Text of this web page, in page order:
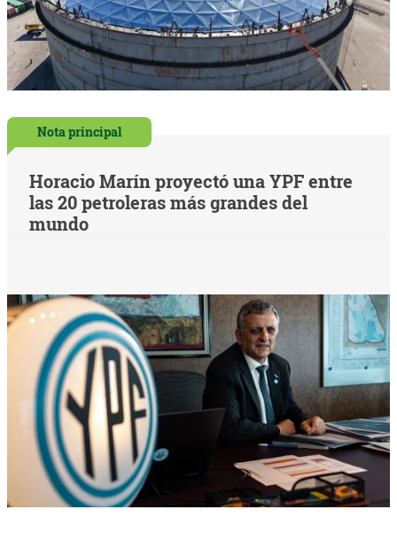
Nota principal
Horacio Marín proyectó una YPF entre
las 20 petroleras más grandes del
mundo